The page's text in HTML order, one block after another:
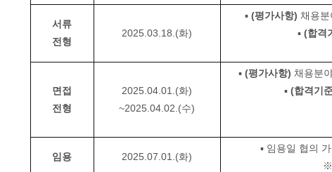
서류
전형
2025.03.18.(화)
▪ (평가사항) 채용
▪ (합격
면접
전형
2025.04.01.(화)
~2025.04.02.(수)
▪ (평가사항) 채용분
▪ (합격기
임용 2025.07.01.(화)
▪ 임용일 협의
※